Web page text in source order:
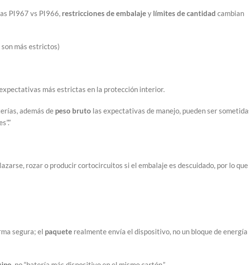
PI967 vs PI966, restricciones de embalajey límites de cantidad cambian
son más estrictos)
más estrictas en la protección interior.
además de peso bruto las expectativas de manejo, pueden ser
rozar o producir cortocircuitos si el embalaje es descuidado, por lo que
segura; el paquete realmente envía el dispositivo, no un bloque de energía